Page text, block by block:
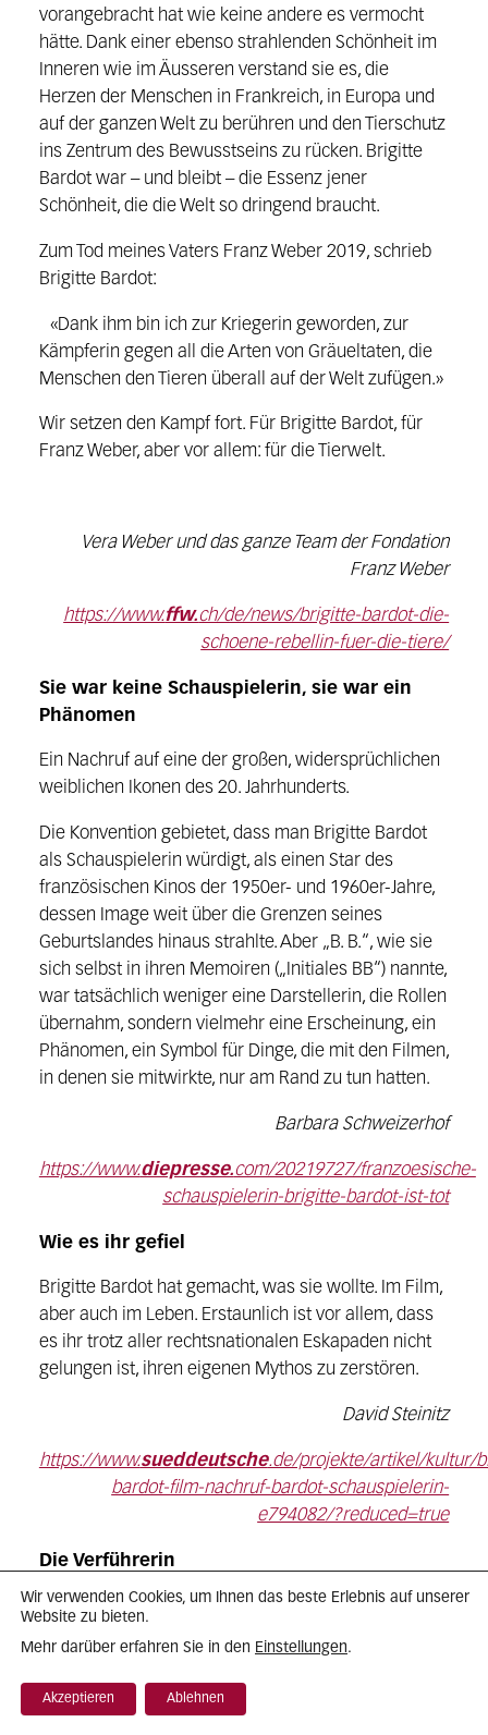
vorangebracht hat wie keine andere es vermocht
hätte. Dank einer ebenso strahlenden Schönheit im
Inneren wie im Äusseren verstand sie es, die
Herzen der Menschen in Frankreich, in Europa und
auf der ganzen Welt zu berühren und den Tierschutz
ins Zentrum des Bewusstseins zu rücken. Brigitte
Bardot war – und bleibt – die Essenz jener
Schönheit, die die Welt so dringend braucht.
Zum Tod meines Vaters Franz Weber 2019, schrieb
Brigitte Bardot:
«Dank ihm bin ich zur Kriegerin geworden, zur
Kämpferin gegen all die Arten von Gräueltaten, die
Menschen den Tieren überall auf der Welt zufügen.»
Wir setzen den Kampf fort. Für Brigitte Bardot, für
Franz Weber, aber vor allem: für die Tierwelt.
Vera Weber und das ganze Team der Fondation
Franz Weber
https://www.ffw.ch/de/news/brigitte-bardot-die-
schoene-rebellin-fuer-die-tiere/
Sie war keine Schauspielerin, sie war ein
Phänomen
Ein Nachruf auf eine der großen, widersprüchlichen
weiblichen Ikonen des 20. Jahrhunderts.
Die Konvention gebietet, dass man Brigitte Bardot
als Schauspielerin würdigt, als einen Star des
französischen Kinos der 1950er- und 1960er-Jahre,
dessen Image weit über die Grenzen seines
Geburtslandes hinaus strahlte. Aber „B. B.“, wie sie
sich selbst in ihren Memoiren („Initiales BB“) nannte,
war tatsächlich weniger eine Darstellerin, die Rollen
übernahm, sondern vielmehr eine Erscheinung, ein
Phänomen, ein Symbol für Dinge, die mit den Filmen,
in denen sie mitwirkte, nur am Rand zu tun hatten.
Barbara Schweizerhof
https://www.diepresse.com/20219727/franzoesische-
schauspielerin-brigitte-bardot-ist-tot
Wie es ihr gefiel
Brigitte Bardot hat gemacht, was sie wollte. Im Film,
aber auch im Leben. Erstaunlich ist vor allem, dass
es ihr trotz aller rechtsnationalen Eskapaden nicht
gelungen ist, ihren eigenen Mythos zu zerstören.
David Steinitz
https://www.sueddeutsche.de/projekte/artikel/kultur/
bardot-film-nachruf-bardot-schauspielerin-
e794082/?reduced=true
Die Verführerin
Ikonen: Das sind Bilder, die mehr sind als das, was
verkörpern sie die Macht von Jesus, Maria und den
Heiligen, ihren Gläubigen Schutz und Beistand zu
gewähren. Im Kino, dem das Ikonische zur zweiten
Wir verwenden Cookies, um Ihnen das beste Erlebnis auf unserer
Website zu bieten.
Mehr darüber erfahren Sie in den Einstellungen.
Akzeptieren Ablehnen